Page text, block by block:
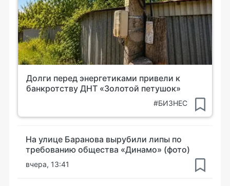
Долги перед энергетиками привели к
банкротству ДНТ «Золотой петушок»
#БИЗНЕС
На улице Баранова вырубили липы по
требованию общества «Динамо» (фото)
вчера, 13:41